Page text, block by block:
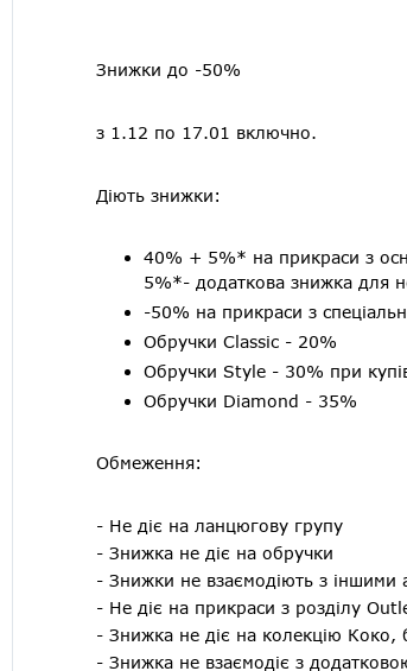
Знижки до -50%
з 1.12 по 17.01 включно.
Діють знижки:
40% + 5%* на прикраси з
5%*- додаткова знижка для
-50% на прикраси з
Обручки Classic - 20%
Обручки Style - 30% при
Обручки Diamond - 35%
Обмеження:
- Не діє на ланцюгову групу
- Знижка не діє на обручки
- Знижки не взаємодіють з іншими
- Не діє на прикраси з розділу
- Знижка не діє на колекцію Коко,
- Знижка не взаємодіє з